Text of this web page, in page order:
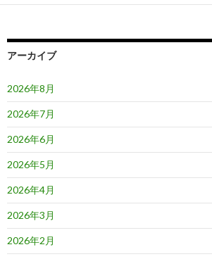
ョ
アーカイブ
2026年8月
2026年7月
2026年6月
2026年5月
2026年4月
2026年3月
2026年2月